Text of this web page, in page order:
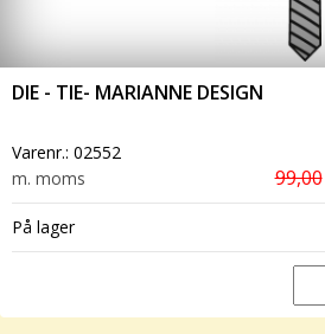
DIE - TIE- MARIANNE DESIGN
Varenr.: 02552
m. moms
99,00
På lager